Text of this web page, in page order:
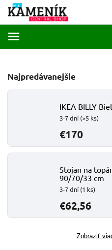
Najpredávanejšie
IKEA BILLY
3-7 dní (>5 ks)
€170
Stojan na
90/70/33 cm
3-7 dní (1 ks)
€62,56
Zobraziť